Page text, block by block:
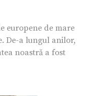
europene de mare
De-a lungul anilor,
noastră a fost